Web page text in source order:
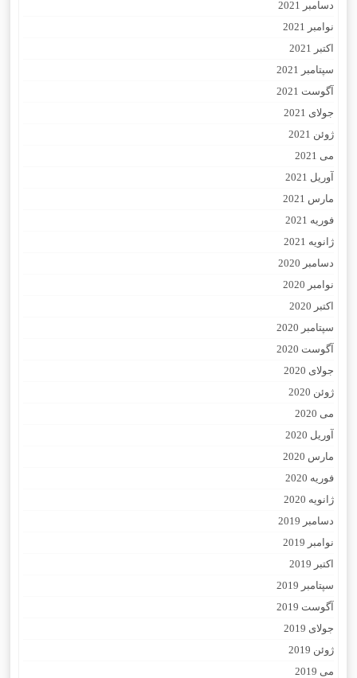
دسامبر 2021
نوامبر 2021
اکتبر 2021
سپتامبر 2021
آگوست 2021
جولای 2021
ژوئن 2021
می 2021
آوریل 2021
مارس 2021
فوریه 2021
ژانویه 2021
دسامبر 2020
نوامبر 2020
اکتبر 2020
سپتامبر 2020
آگوست 2020
جولای 2020
ژوئن 2020
می 2020
آوریل 2020
مارس 2020
فوریه 2020
ژانویه 2020
دسامبر 2019
نوامبر 2019
اکتبر 2019
سپتامبر 2019
آگوست 2019
جولای 2019
ژوئن 2019
می 2019